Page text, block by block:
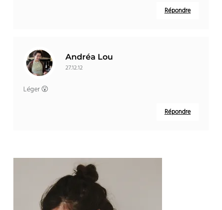
Répondre
Andréa Lou
27.12.12
Léger 😮
Répondre